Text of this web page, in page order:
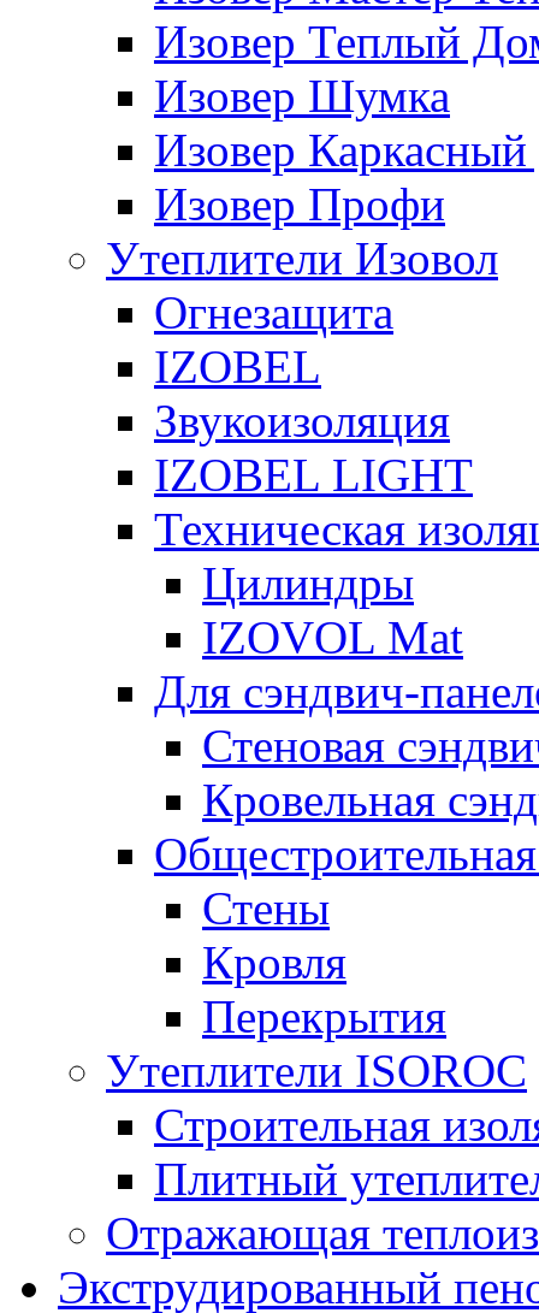
Изовер Теплый
Изовер Шумка
Изовер
Изовер Профи
Утеплители Изовол
Огнезащита
IZOBEL
Звукоизоляция
IZOBEL LIGHT
Техническая
Цилиндры
IZOVOL Mat
Для сэндвич-
Стеновая
Кровельная
Стены
Кровля
Перекрытия
Утеплители ISOROC
Строительная
Плитный
Отражающая
Экструдированный